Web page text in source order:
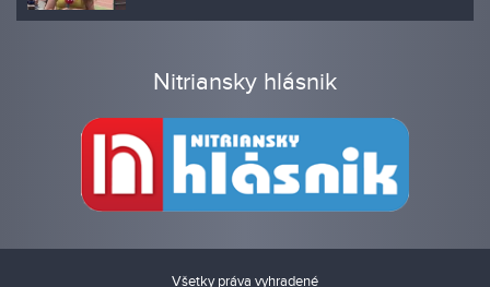
Nitriansky hlásnik
Všetky práva vyhradené